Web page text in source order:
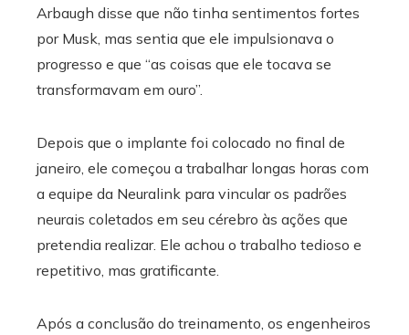
Arbaugh disse que não tinha sentimentos fortes
por Musk, mas sentia que ele impulsionava o
progresso e que “as coisas que ele tocava se
transformavam em ouro”.
Depois que o implante foi colocado no final de
janeiro, ele começou a trabalhar longas horas com
a equipe da Neuralink para vincular os padrões
neurais coletados em seu cérebro às ações que
pretendia realizar. Ele achou o trabalho tedioso e
repetitivo, mas gratificante.
Após a conclusão do treinamento, os engenheiros